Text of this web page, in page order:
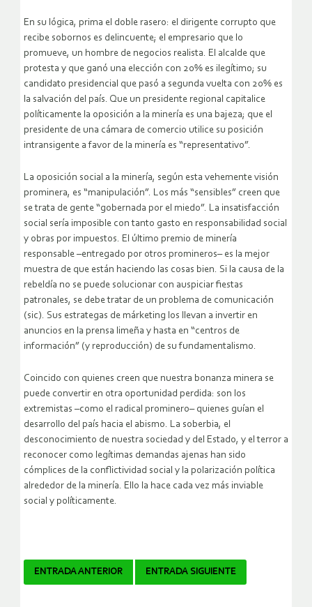
En su lógica, prima el doble rasero: el dirigente corrupto que
recibe sobornos es delincuente; el empresario que lo
promueve, un hombre de negocios realista. El alcalde que
protesta y que ganó una elección con 20% es ilegítimo; su
candidato presidencial que pasó a segunda vuelta con 20% es
la salvación del país. Que un presidente regional capitalice
políticamente la oposición a la minería es una bajeza; que el
presidente de una cámara de comercio utilice su posición
intransigente a favor de la minería es “representativo”.
La oposición social a la minería, según esta vehemente visión
prominera, es “manipulación”. Los más “sensibles” creen que
se trata de gente “gobernada por el miedo”. La insatisfacción
social sería imposible con tanto gasto en responsabilidad social
y obras por impuestos. El último premio de minería
responsable –entregado por otros promineros– es la mejor
muestra de que están haciendo las cosas bien. Si la causa de la
rebeldía no se puede solucionar con auspiciar fiestas
patronales, se debe tratar de un problema de comunicación
(sic). Sus estrategas de márketing los llevan a invertir en
anuncios en la prensa limeña y hasta en “centros de
información” (y reproducción) de su fundamentalismo.
Coincido con quienes creen que nuestra bonanza minera se
puede convertir en otra oportunidad perdida: son los
extremistas –como el radical prominero– quienes guían el
desarrollo del país hacia el abismo. La soberbia, el
desconocimiento de nuestra sociedad y del Estado, y el terror a
reconocer como legítimas demandas ajenas han sido
cómplices de la conflictividad social y la polarización política
alrededor de la minería. Ello la hace cada vez más inviable
social y políticamente.
Navegador
ENTRADA ANTERIOR ENTRADA SIGUIENTE